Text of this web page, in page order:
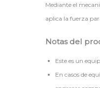
Mediante el
aplica la fuerza
Notas del
Este es un
En casos de